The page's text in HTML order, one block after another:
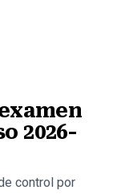
2026-
control por